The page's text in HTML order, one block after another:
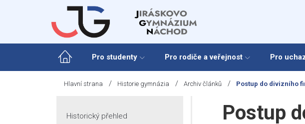
Pro studenty Pro rodiče a veřejnost Pro
Hlavní strana / Historie gymnázia / Archiv článků / Postup do divizního
Postup
Historický přehled